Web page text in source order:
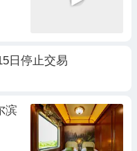
日停止交易
滨